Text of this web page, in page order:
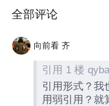
全部评论
向前看 齐
引用 1 楼
引用形式？我
用弱引用？就